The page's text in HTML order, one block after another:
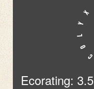
Ecorating: 3.5